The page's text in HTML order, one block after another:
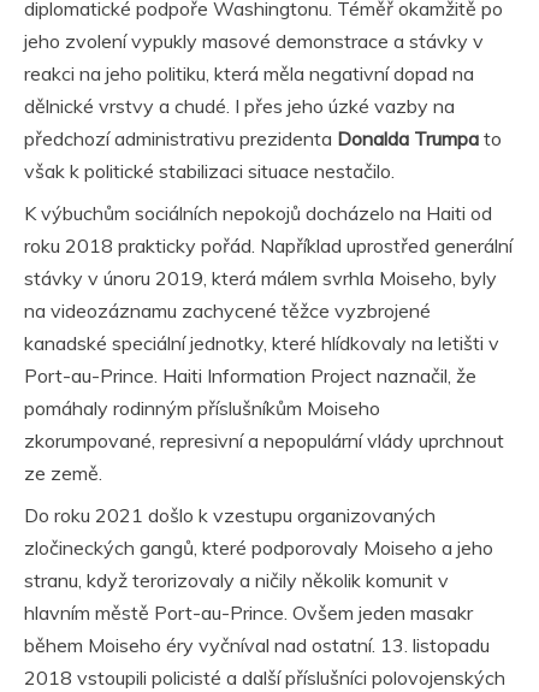
diplomatické podpoře Washingtonu. Téměř okamžitě po
jeho zvolení vypukly masové demonstrace a stávky v
reakci na jeho politiku, která měla negativní dopad na
dělnické vrstvy a chudé. I přes jeho úzké vazby na
předchozí administrativu prezidenta Donalda Trumpa to
však k politické stabilizaci situace nestačilo.
K výbuchům sociálních nepokojů docházelo na Haiti od
roku 2018 prakticky pořád. Například uprostřed generální
stávky v únoru 2019, která málem svrhla Moiseho, byly
na videozáznamu zachycené těžce vyzbrojené
kanadské speciální jednotky, které hlídkovaly na letišti v
Port-au-Prince. Haiti Information Project naznačil, že
pomáhaly rodinným příslušníkům Moiseho
zkorumpované, represivní a nepopulární vlády uprchnout
ze země.
Do roku 2021 došlo k vzestupu organizovaných
zločineckých gangů, které podporovaly Moiseho a jeho
stranu, když terorizovaly a ničily několik komunit v
hlavním městě Port-au-Prince. Ovšem jeden masakr
během Moiseho éry vyčníval nad ostatní. 13. listopadu
2018 vstoupili policisté a další příslušníci polovojenských